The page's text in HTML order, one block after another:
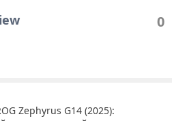
0
Zephyrus G14 (2025):